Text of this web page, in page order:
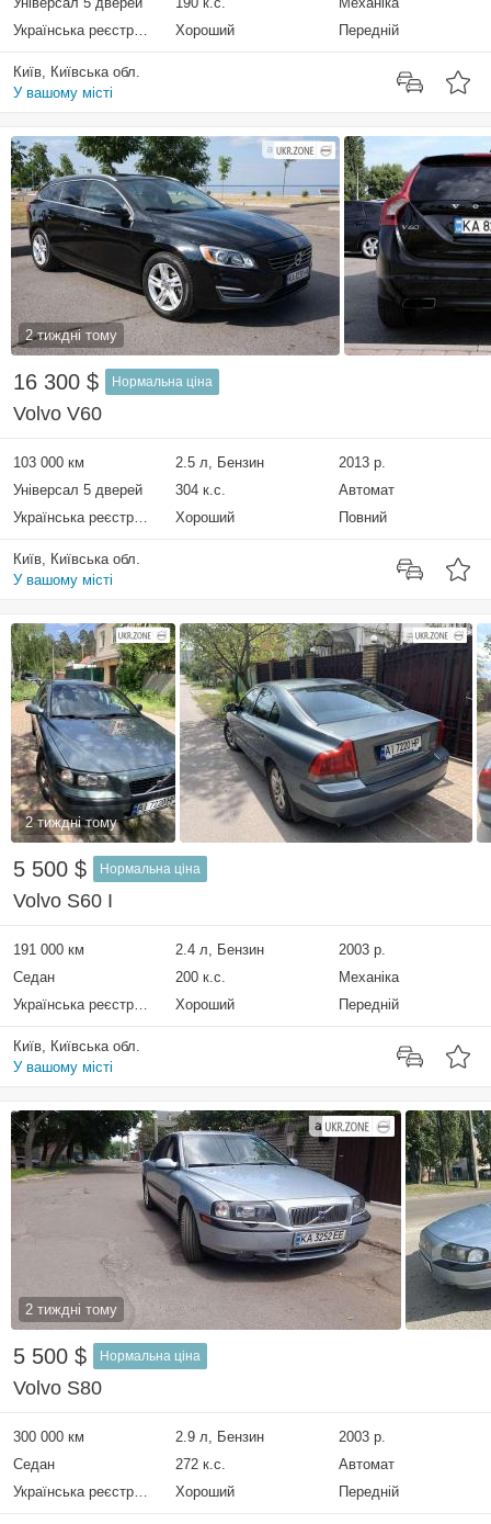
Українська реєстрація
Хороший Передній
Київ, Київська обл.
У вашому місті
2 тиждні тому
16 300 $ Нормальна ціна
Volvo V60
103 000 км 2.5 л, Бензин
2013 р.
Універсал 5 дверей
304 к.с.
Автомат
Українська реєстрація
Хороший Повний
Київ, Київська обл.
У вашому місті
2 тиждні тому
5 500 $ Нормальна ціна
Volvo S60 I
191 000 км 2.4 л, Бензин
2003 р.
Седан
200 к.с.
Механіка
Українська реєстрація
Хороший Передній
Київ, Київська обл.
У вашому місті
2 тиждні тому
5 500 $ Нормальна ціна
Volvo S80
300 000 км 2.9 л, Бензин
2003 р.
Седан
272 к.с.
Автомат
Українська реєстрація
Хороший Передній